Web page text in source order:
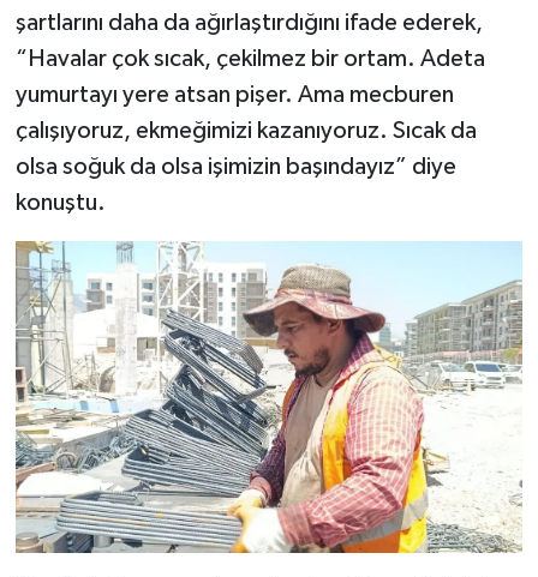
şartlarını daha da ağırlaştırdığını ifade ederek,
“Havalar çok sıcak, çekilmez bir ortam. Adeta
yumurtayı yere atsan pişer. Ama mecburen
çalışıyoruz, ekmeğimizi kazanıyoruz. Sıcak da
olsa soğuk da olsa işimizin başındayız” diye
konuştu.